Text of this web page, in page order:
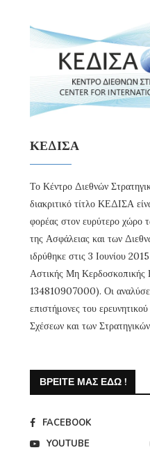
ΚΕΔΙΣΑ
Το Κέντρο Διεθνών
διακριτικό τίτλο ΚΕΔΙΣΑ
φορέας στον ευρύτερο χώρο
της Ασφάλειας και των
ιδρύθηκε στις 3 Ιουνίου
Αστικής Μη Κερδοσκοπικής
134810907000). Οι
επιστήμονες του
Σχέσεων και των
ΒΡΕΊΤΕ ΜΑΣ ΕΔΏ !
FACEBOOK
YOUTUBE